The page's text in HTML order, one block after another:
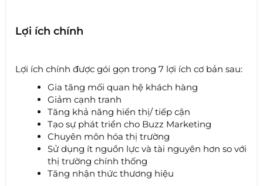
Lợi ích chính
Lợi ích chính được gói gọn trong 7 lợi ích cơ bản sau:
Gia tăng mối quan hệ khách hàng
Giảm cạnh tranh
Tăng khả năng hiển thị/ tiếp cận
Tạo sự phát triển cho Buzz Marketing
Chuyên môn hóa thị trường
Sử dụng ít nguồn lực và tài nguyên hơn so với
thị trường chính thống
Tăng nhận thức thương hiệu